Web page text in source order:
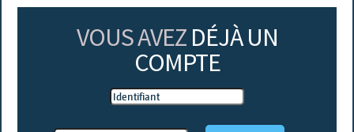
VOUS AVEZ DÉJÀ UN
COMPTE